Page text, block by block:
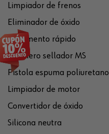
Limpiador de frenos
Eliminador de óxido
Pegamento rápido
Polímero sellador MS
Pistola espuma poliuretano
Limpiador de motor
Convertidor de óxido
Silicona neutra